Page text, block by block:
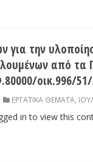
για την
από τα
οικ.996/
ΕΡΓΑΤΙΚΑ ΘΕΜΑΤΑ
in to view this